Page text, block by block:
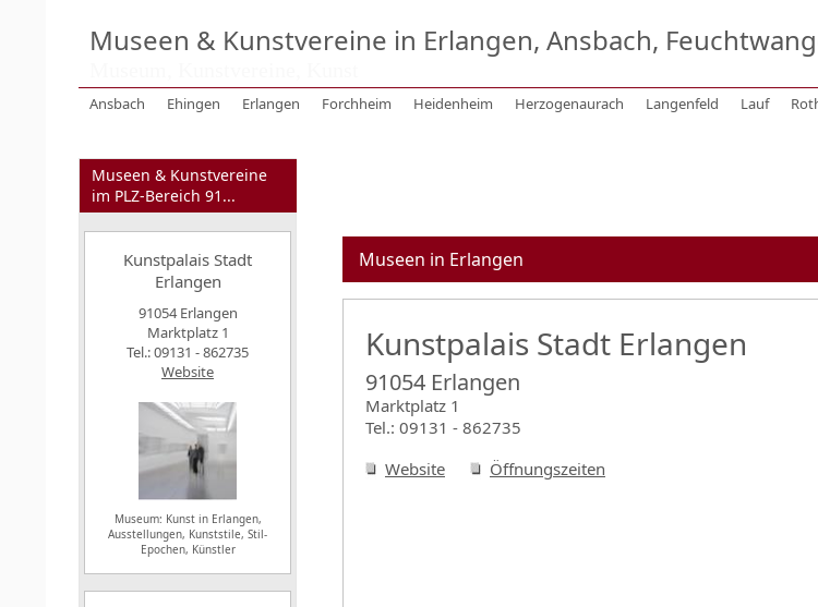
Museen & Kunstvereine in Erlangen, Ansbach,
Ansbach Ehingen Erlangen Forchheim Heidenheim Herzogenaurach Langenfeld Lauf
Museen in Erlangen
Kunstpalais Stadt Erlangen
91054 Erlangen
Marktplatz 1
Tel.: 09131 - 862735
Website
Öffnungszeiten
Museen & Kunstvereine
im PLZ-Bereich 91...
Kunstpalais Stadt
Erlangen
91054 Erlangen
Marktplatz 1
Tel.: 09131 - 862735
Website
Museum: Kunst in Erlangen,
Ausstellungen, Kunststile, Stil-
Epochen, Künstler